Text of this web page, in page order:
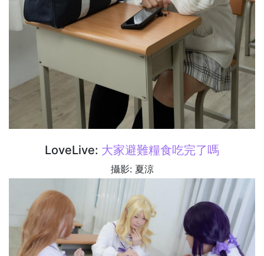
LoveLive: 大家避難糧食吃完了嗎
攝影: 夏涼